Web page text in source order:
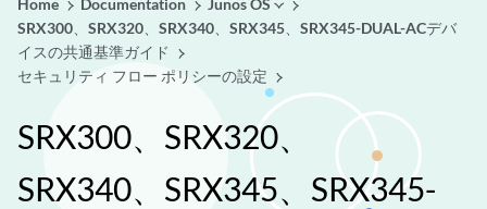
Home Documentation
Junos OS
SRX300、SRX320、SRX340、SRX345、SRX345-DUAL-ACデバ
イスの共通基準ガイド
セキュリティ フロー ポリシーの設定
SRX300、SRX320、
SRX340、SRX345、SRX345-